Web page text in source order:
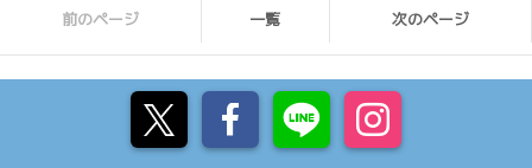
前のページ 一覧 次のページ